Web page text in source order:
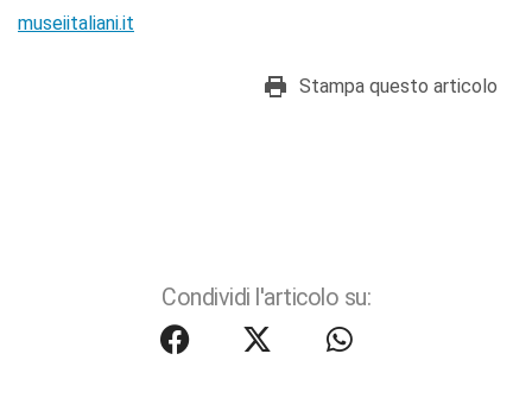
museiitaliani.it
Stampa questo articolo
Condividi l'articolo su: